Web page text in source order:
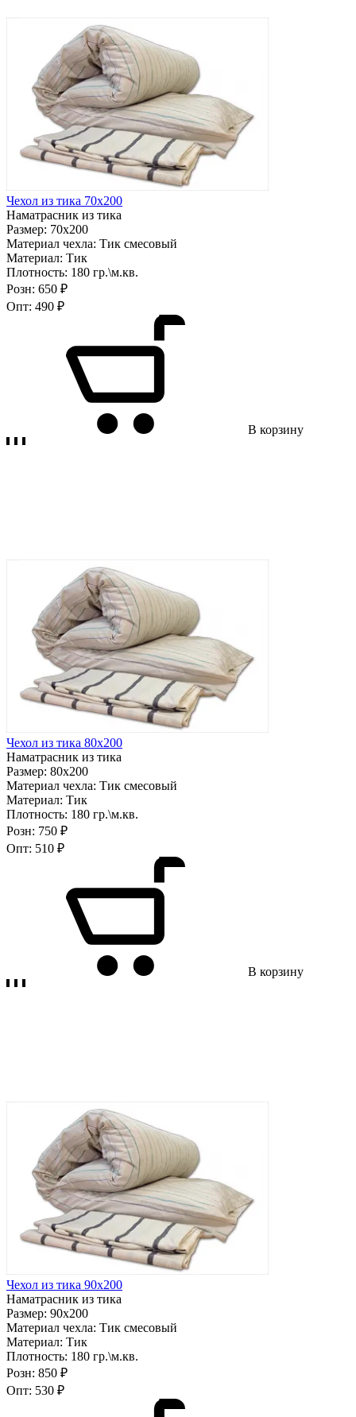
Чехол из тика 70х200
Наматрасник из тика
Размер: 70х200
Материал чехла: Тик смесовый
Материал: Тик
Плотность: 180 гр.\м.кв.
Розн: 650 ₽
Опт: 490 ₽
В корзину
Чехол из тика 80х200
Наматрасник из тика
Размер: 80х200
Материал чехла: Тик смесовый
Материал: Тик
Плотность: 180 гр.\м.кв.
Розн: 750 ₽
Опт: 510 ₽
В корзину
Чехол из тика 90х200
Наматрасник из тика
Размер: 90х200
Материал чехла: Тик смесовый
Материал: Тик
Плотность: 180 гр.\м.кв.
Розн: 850 ₽
Опт: 530 ₽